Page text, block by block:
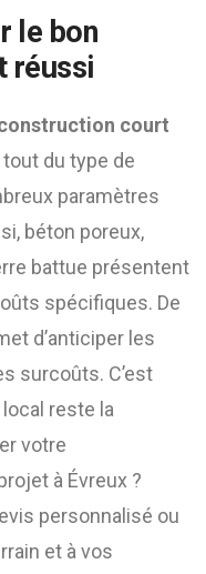
le bon
réussi
court
du type de
paramètres
béton poreux,
battue présentent
spécifiques. De
d’anticiper les
surcoûts. C’est
local reste la
votre
à Évreux ?
personnalisé ou
et à vos